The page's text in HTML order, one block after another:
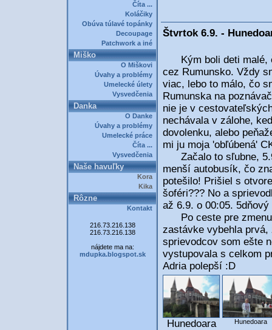
Číta ...
Koláčiky
Obúva túlavé topánky
Decoupage
Patchwork a iné
Miško
O Miškovi
Úvahy a problémy
Umelecké úlety
Vysvedčenia
Danka
O Danke
Úvahy a problémy
Umelecké práce
Číta ...
Vysvedčenia
Naše havuľky
Kora
Kika
Rôzne
Kontakt
216.73.216.138
216.73.216.138
nájdete ma na:
mdupka.blogspot.sk
Štvrtok 6.9. -
Kým boli deti malé,
cez Rumunsko. Vždy
viac, lebo to málo, čo
Rumunska na
nie je v
nechávala v zálohe,
dovolenku, alebo
mi ju moja 'obľúbená'
Začalo to sľubne,
menší autobusík, čo
potešilo! Prišiel s
šoféri??? No a
až 6.9. o 00:05.
Po ceste pre zmenu
zastávke vybehla
sprievodcov som ešte
vystupovala s celkom
Adria polepší :D
Hunedoara Hunedoara